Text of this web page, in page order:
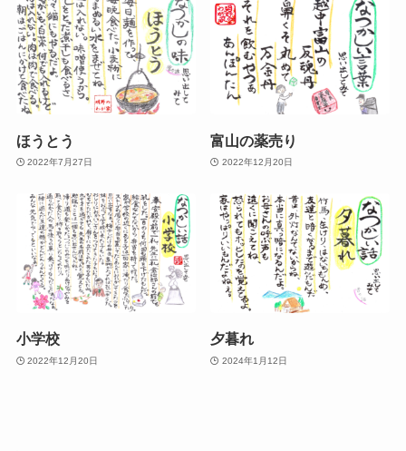
ほうとう
2022年7月27日
富山の薬売り
2022年12月20日
小学校
2022年12月20日
夕暮れ
2024年1月12日